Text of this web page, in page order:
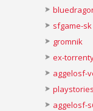
sfgame-sk
gromnik
ex-
aggelosf-
aggelosf-